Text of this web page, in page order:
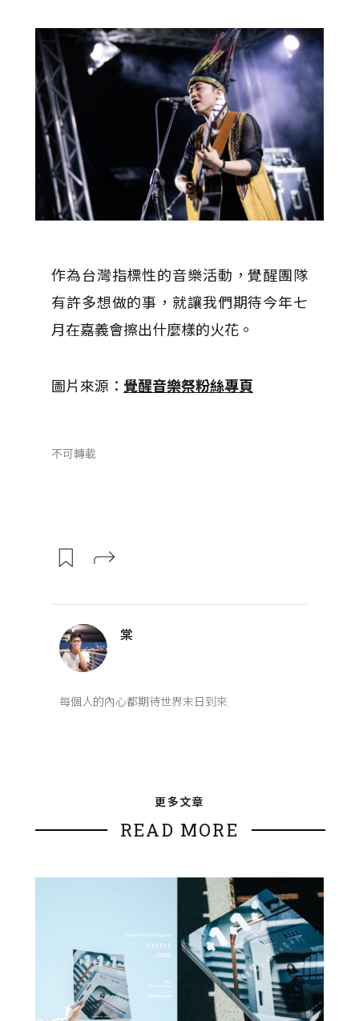
作為台灣指標性的音樂活動，覺醒團隊
有許多想做的事，就讓我們期待今年七
月在嘉義會擦出什麼樣的火花。
圖片來源： 覺醒音樂祭粉絲專頁
不可轉載
棠
每個人的內心都期待世界末日到來
更多文章
READ MORE